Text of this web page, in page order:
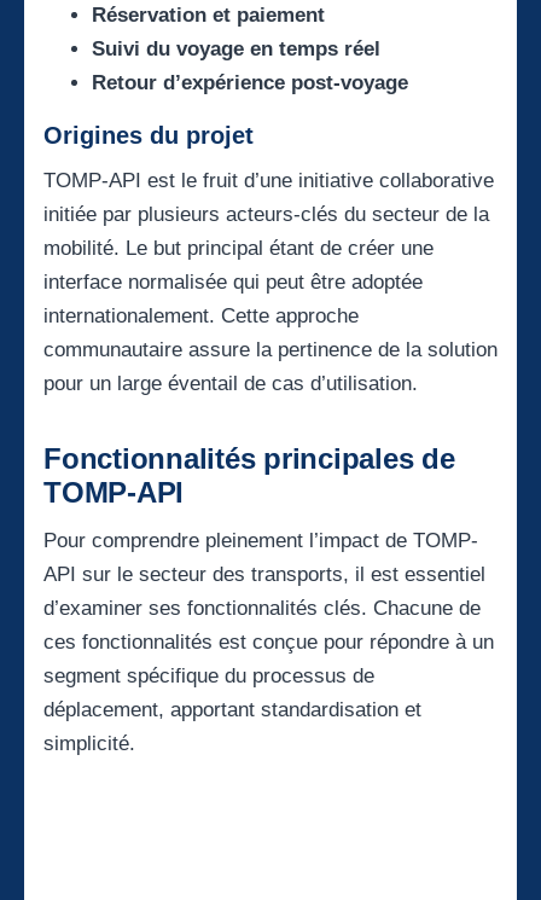
Réservation et paiement
Suivi du voyage en temps réel
Retour d’expérience post-voyage
Origines du projet
TOMP-API est le fruit d’une initiative collaborative
initiée par plusieurs acteurs-clés du secteur de la
mobilité. Le but principal étant de créer une
interface normalisée qui peut être adoptée
internationalement. Cette approche
communautaire assure la pertinence de la solution
pour un large éventail de cas d’utilisation.
Fonctionnalités principales de
TOMP-API
Pour comprendre pleinement l’impact de TOMP-
API sur le secteur des transports, il est essentiel
d’examiner ses fonctionnalités clés. Chacune de
ces fonctionnalités est conçue pour répondre à un
segment spécifique du processus de
déplacement, apportant standardisation et
simplicité.